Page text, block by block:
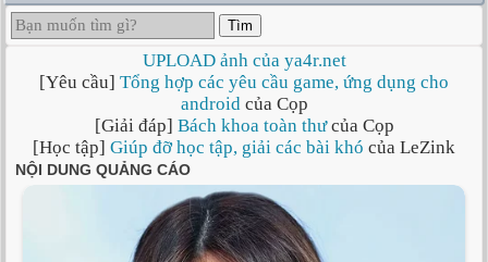
Tìm
UPLOAD ảnh của ya4r.net
[Yêu cầu] Tổng hợp các yêu cầu game, ứng dụng cho
androidcủa Cọp
[Giải đáp] Bách khoa toàn thưcủa Cọp
[Học tập] Giúp đỡ học tập, giải các bài khó của LeZink